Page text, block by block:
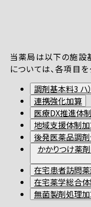
当薬局は以下の施設
については、各項目を
調剤基本料3 ハ）
連携強化加算
医療DX推進体
地域支援体制
後発医薬品調
かかりつけ薬
在宅患者訪問
在宅薬学総合
無菌製剤処理